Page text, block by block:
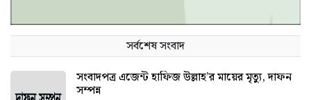
সর্বশেষ সংবাদ
সংবাদপত্র এজেন্ট হাফিজ উল্লাহ’র মায়ের মৃত্যু, দাফন
সম্পন্ন